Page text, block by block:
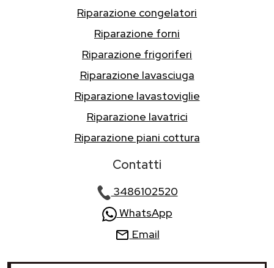
Riparazione congelatori
Riparazione forni
Riparazione frigoriferi
Riparazione lavasciuga
Riparazione lavastoviglie
Riparazione lavatrici
Riparazione piani cottura
Contatti
3486102520
WhatsApp
Email